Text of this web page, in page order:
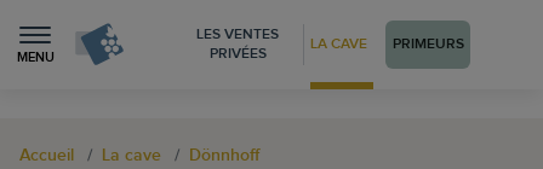
MENU
LES VENTES
PRIVÉES
LA CAVE PRIMEURS
Accueil La cave
Dönnhoff